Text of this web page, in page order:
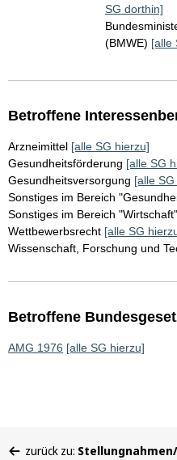
SG dorthin]
(BMWE) [alle
Betroffene
Arzneimittel [alle SG hierzu]
Gesundheitsförderung [alle SG
Gesundheitsversorgung [alle
Sonstiges im Bereich
Sonstiges im Bereich "Wirtschaft"
Wettbewerbsrecht [alle SG
Wissenschaft, Forschung und
Betroffene
AMG 1976 [alle SG hierzu]
zurück zu: